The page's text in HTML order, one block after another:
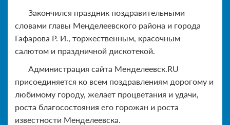
Закончился праздник поздравительными
словами главы Менделеевского района и города
Гафарова Р. И., торжественным, красочным
салютом и праздничной дискотекой.
Администрация сайта Менделеевск.RU
присоединяется ко всем поздравлениям дорогому и
любимому городу, желает процветания и удачи,
роста благосостояния его горожан и роста
известности Менделеевска.